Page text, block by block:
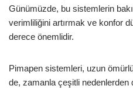
Günümüzde, bu sistemlerin
verimliliğini artırmak ve konfor
derece önemlidir.
Pimapen sistemleri, uzun
de, zamanla çeşitli nedenlerden